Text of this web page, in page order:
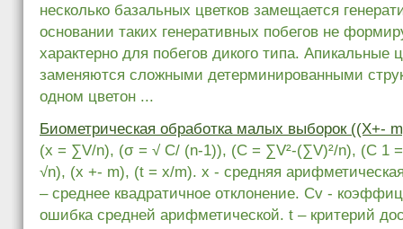
несколько базальных цветков замещается
основании таких генеративных побегов не
характерно для побегов дикого типа. Апикальные
заменяются сложными детерминированными
одном цветон ...
Биометрическая обработка малых выборок ((X+-
(x = ∑V/n), (σ = √ C/ (n-1)), (C = ∑V²-(∑V)²/n), (C 1
√n), (x +- m), (t = x/m). x - средняя
– среднее квадратичное отклонение. Cv -
ошибка средней арифметической. t – критерий